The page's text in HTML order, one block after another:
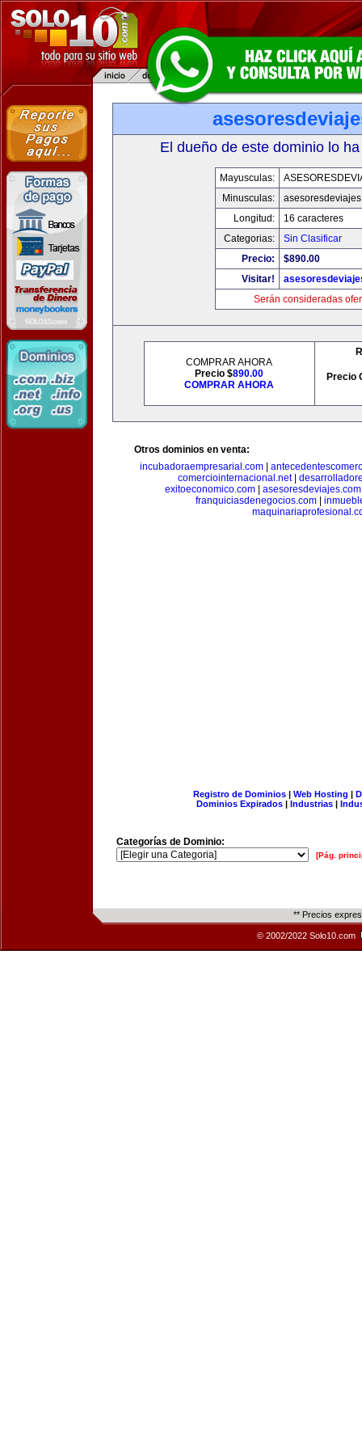
El dueño de este dominio lo
Mayusculas:
Minusculas:
Longitud:
16 caracteres
Categorias:
Sin Clasificar
Precio:
$890.00
Visitar!
Serán consideradas
COMPRAR AHORA
Precio $890.00
COMPRAR AHORA
Precio
Otros dominios en venta:
incubadoraempresarial.com
comerciointernacional.net|
exitoeconomico.com| asesoresdeviajes.com
franquiciasdenegocios.com|
Registro de Dominios| Web Hosting |
Dominios Expirados | Industrias |
Categorías de Dominio:
[Pág.
** Precios
© 2002/2022 Solo10.com